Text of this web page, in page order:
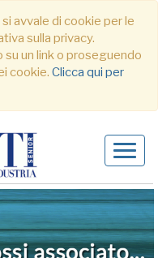
avvale di cookie per le
sulla privacy.
un link o proseguendo
cookie. Clicca qui per